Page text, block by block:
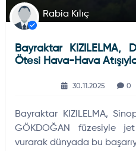
Rabia Kılıç
Bayraktar KIZILELMA,
Ötesi Hava-Hava
30.11.2025 0
Bayraktar KIZILELMA,
GÖKDOĞAN füzesiyle
vurarak dünyada bu